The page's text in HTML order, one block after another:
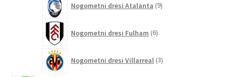
Nogometni dresi Atalanta 9izdelkov
Nogometni dresi Fulham 6izdelkov
Nogometni dresi Villarreal 3izdelki